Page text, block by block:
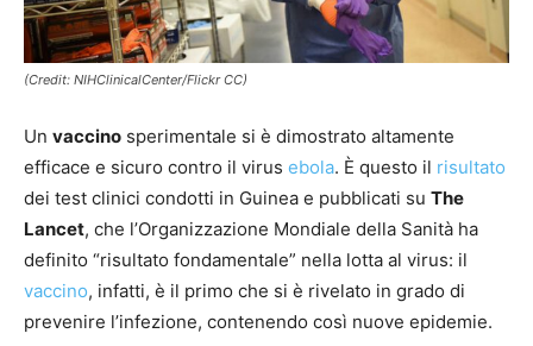
(Credit: NIHClinicalCenter/Flickr CC)
Un vaccino sperimentale si è dimostrato altamente
efficace e sicuro contro il virus ebola. È questo il risultato
dei test clinici condotti in Guinea e pubblicati su The
Lancet, che l’Organizzazione Mondiale della Sanità ha
definito “risultato fondamentale” nella lotta al virus: il
vaccino, infatti, è il primo che si è rivelato in grado di
prevenire l’infezione, contenendo così nuove epidemie.